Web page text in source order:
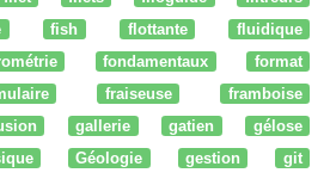
fish flottante
fluidique
fondamentaux
format
fraiseuse
framboise
gallerie gatien
gélose
Géologie gestion
git